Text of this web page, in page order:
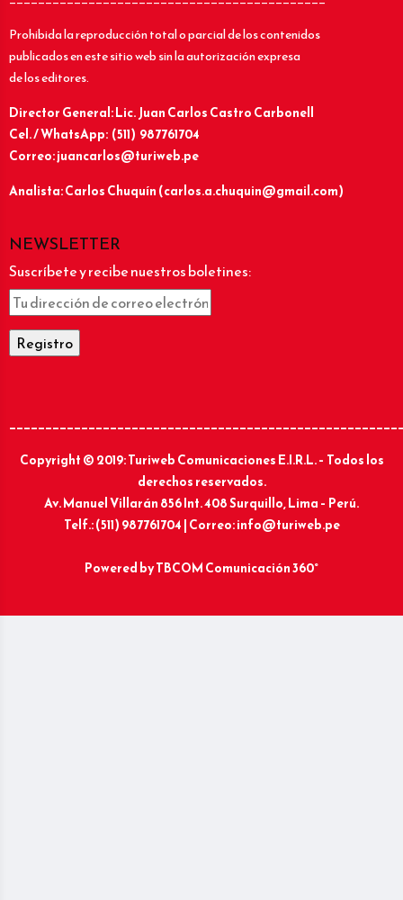
Prohibida la reproducción total o parcial de los contenidos
publicados en este sitio web sin la autorización expresa
de los editores.
Director General: Lic.Juan Carlos Castro Carbonell
Cel. / WhatsApp: (511) 987761704
Correo: juancarlos@turiweb.pe
Analista: Carlos Chuquín (carlos.a.chuquin@gmail.com)
NEWSLETTER
Suscríbete y recibe nuestros boletines:
Copyright © 2019: Turiweb Comunicaciones E.I.R.L. – Todos los
derechos reservados.
Av. Manuel Villarán 856 Int. 408 Surquillo, Lima – Perú.
Telf.: (511) 987761704 | Correo: info@turiweb.pe
Powered byTBCOM Comunicación 360°